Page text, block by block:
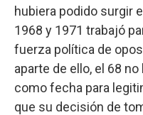
hubiera podido surgir
1968 y 1971 trabajó
fuerza política de
aparte de ello, el 68
como fecha para
que su decisión de